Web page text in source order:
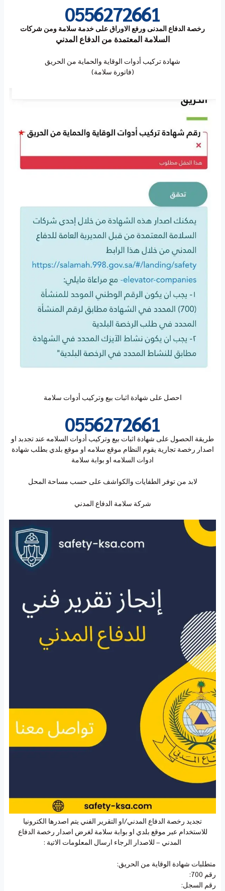
0556272661
رخصة الدفاع المدنى ورفع الاوراق على خدمة سلامة ومن شركات
السلامة المعتمدة من الدفاع المدني
شهادة تركيب أدوات الوقاية والحماية من الحريق
(فاتورة سلامة)
احصل على شهادة اثبات بيع وتركيب أدوات سلامة
0556272661
طريقة الحصول على شهادة اثبات بيع وتركيب أدوات السلامه عند تجدبد او
اصدار رخصة تجارية يقوم النظام موقع سلامه او موقع بلدي بطلب شهادة
ادوات السلامه او بوابة سلامة
لابد من توفر الطفايات والكواشف على حسب مساحة المحل
شركة سلامة الدفاع المدني
تجديد رخصة الدفاع المدني/او التقرير الفني يتم اصدرها الكترونيا
للاستخدام عبر موقع بلدي او بوابة سلامة لغرض اصدار رخصة الدفاع
المدني – للاصدار الرجاء ارسال المعلومات الاتية :
متطلبات شهادة الوقاية من الحريق:
رقم 700:
رقم السجل: